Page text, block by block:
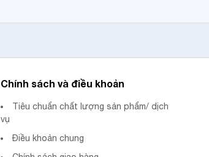
Chính sách và điều khoản
Tiêu chuẩn chất lượng sản phẩm/ dịch
vụ
Điều khoản chung